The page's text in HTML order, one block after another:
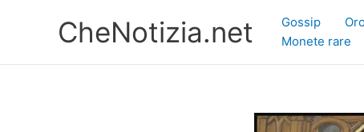
CheNotizia.net Gossip
Monete rare